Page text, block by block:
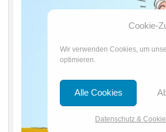
Cookie-
Wir verwenden Cookies, um
optimieren.
Alle Cookies
Datenschutz &